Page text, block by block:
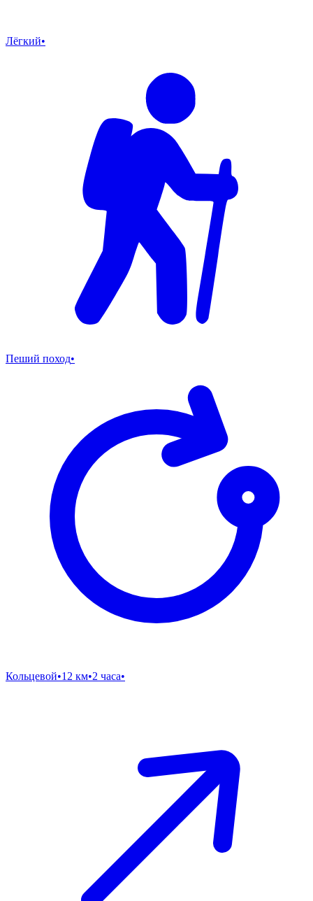
Лёгкий•
Пеший поход•
Кольцевой•12 км•2 часа•